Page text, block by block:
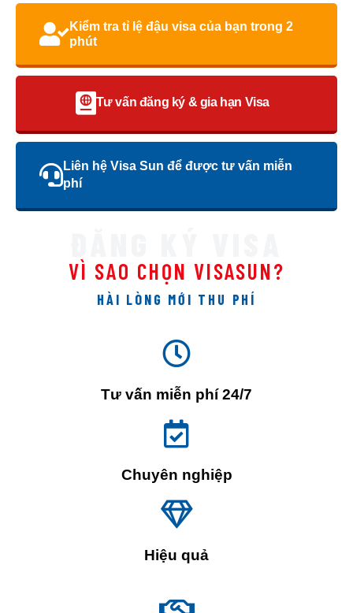
Kiểm tra tỉ lệ đậu visa của bạn trong 2
phút
Tư vấn đăng ký & gia hạn Visa
Liên hệ Visa Sun để được tư vấn miễn
phí
VÌ SAO CHỌN VISASUN?
HÀI LÒNG MỚI THU PHÍ
Tư vấn miễn phí 24/7
Chuyên nghiệp
Hiệu quả